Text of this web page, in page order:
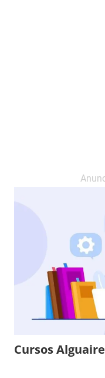
Cursos Alguaire